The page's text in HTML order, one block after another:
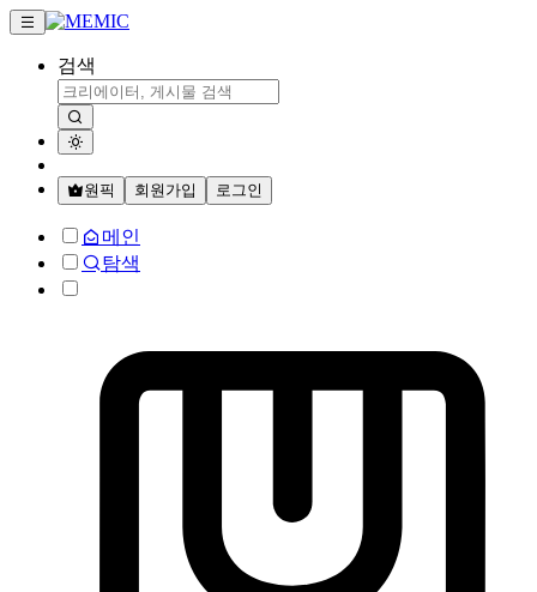
검색
원픽 회원가입 로그인
메인
탐색